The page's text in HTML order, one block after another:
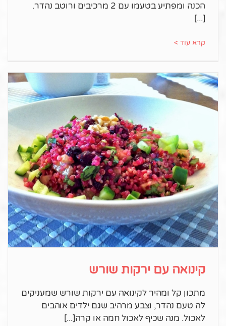
הכנה ומפתיע בטעמו עם 2 מרכיבים ורוטב נהדר.
קרא עוד >
קינואה עם ירקות שורש
מתכון קל ומהיר לקינואה עם ירקות שורש שמעניקים
לה טעם נהדר, וצבע מרהיב שגם ילדים אוהבים
לאכול. מנה שכיף לאכול חמה או קרה